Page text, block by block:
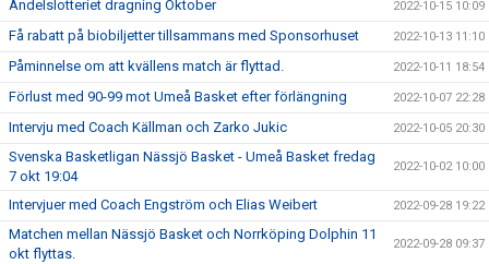
Andelslotteriet dragning Oktober 2022-10-15 10:09
Få rabatt på biobiljetter tillsammans med Sponsorhuset 2022-10-13 11:10
Påminnelse om att kvällens match är flyttad. 2022-10-11 18:54
Förlust med 90-99 mot Umeå Basket efter förlängning 2022-10-07 22:28
Intervju med Coach Källman och Zarko Jukic 2022-10-05 20:30
Svenska Basketligan Nässjö Basket - Umeå Basket fredag
7 okt 19:04
2022-10-02 10:00
Intervjuer med Coach Engström och Elias Weibert 2022-09-28 19:22
Matchen mellan Nässjö Basket och Norrköping Dolphin 11
okt flyttas.
2022-09-28 09:37